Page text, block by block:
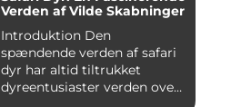
Verden af Vilde Skabninger
Introduktion Den
spændende verden af safari
dyr har altid tiltrukket
dyreentusiaster verden over.